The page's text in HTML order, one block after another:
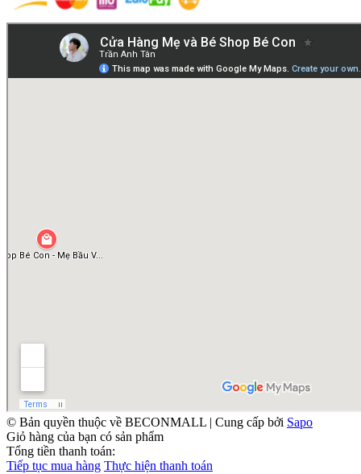
© Bản quyền thuộc về BECONMALL | Cung cấp bởi Sapo
Giỏ hàng của bạn có sản phẩm
Tổng tiền thanh toán:
Tiếp tục mua hàng Thực hiện thanh toán